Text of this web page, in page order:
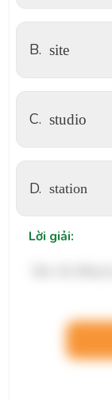
B. site
C. studio
D. station
Lời giải: